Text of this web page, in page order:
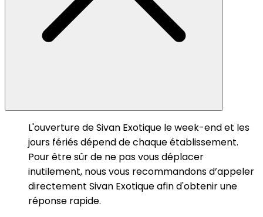
L'ouverture de Sivan Exotique le week-end et les
jours fériés dépend de chaque établissement.
Pour être sûr de ne pas vous déplacer
inutilement, nous vous recommandons d’appeler
directement Sivan Exotique afin d'obtenir une
réponse rapide.